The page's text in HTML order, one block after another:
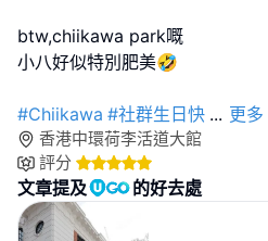
btw,chiikawa park嘅
小八好似特別肥美🤣
#Chiikawa #社群生日快 ... 更多
香港中環荷李活道大館
評分
文章提及 的好去處